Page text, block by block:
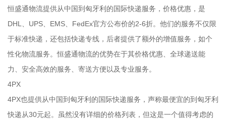
恒盛通物流提供从中国到匈牙利的国际快递服务，价格优惠，是
DHL、UPS、EMS、FedEx官方公布价的2-6折。他们的服务不仅限
于标准快递，还包括快递专线，后者提供了额外的增值服务，如个
性化物流服务。恒盛通物流的优势在于其价格优惠、全球递送能
力、安全高效的服务、寄送方便以及专业服务。
4PX
4PX也提供从中国到匈牙利的国际快递服务，声称最便宜的到匈牙利
快递从30元起。虽然没有详细的价格列表，但这是一个值得考虑的